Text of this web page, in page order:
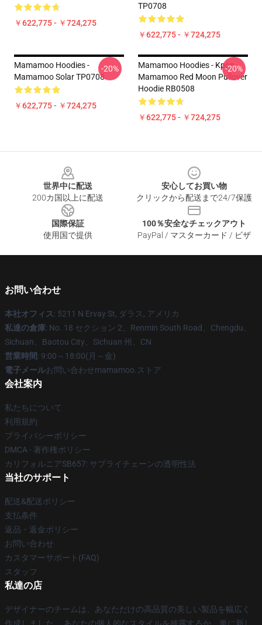
￥622,775 - ￥724,275
TP0708
￥622,775 - ￥724,275
Mamamoo Hoodies -
Mamamoo Solar TP0708
￥622,775 - ￥724,275
-20%
Mamamoo Hoodies - Kpop
Mamamoo Red Moon Pullover
Hoodie RB0508
￥622,775 - ￥724,275
-20%
世界中に配送
200カ国以上に配送
安心してお買い物
クリックから配送まで24/7保護
国際保証
使用国で提供
100％安全なチェックアウト
PayPal / マスターカード / ビザ
お問い合わせ
本社オフィス: 5211 N Ervay St, ダラス, アメリカ
私達の倉庫: No. 18 セクション 2、Renmin South Road、Chengdu、
Sichuan、Baotou City、Sichuan 州、CN
営業時間: 9:00～18:00(月～金)
電子メールお問い合わせmamamoo.ストア
会社案内
私たちについて
利用規約
プライバシーポリシー
DMCA - 著作権ポリシー
カリフォルニアSB657: サプライチェーンの透明性法
当社のサポート
配送&配送ポリシー
支払条件
返品・返金ポリシー
お問い合わせ
カスタマーサポート(FAQ)
スタッフ
私達の店
デザイナーのチームは、あなただけの高品質の美しい製品を幅広く